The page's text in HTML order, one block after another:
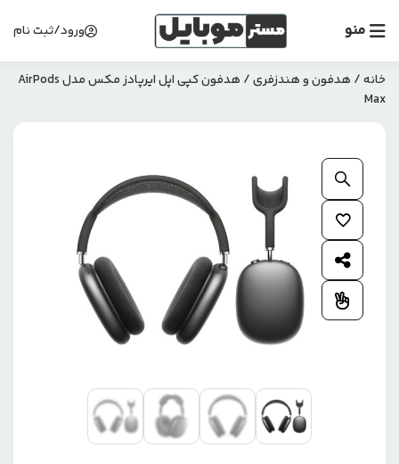
منو ورود/ثبت نام
خانه/ هدفون و هندزفری
/ هدفون کپی اپل ایرپادز مکس مدل AirPods
Max
بزرگنمایی محصول
افزودن به علاقمندی ها
اشتراک گذاری محصول
افزودن به مقایسه